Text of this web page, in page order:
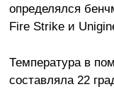
определялся
Fire Strike и
Температура в
составляла 22